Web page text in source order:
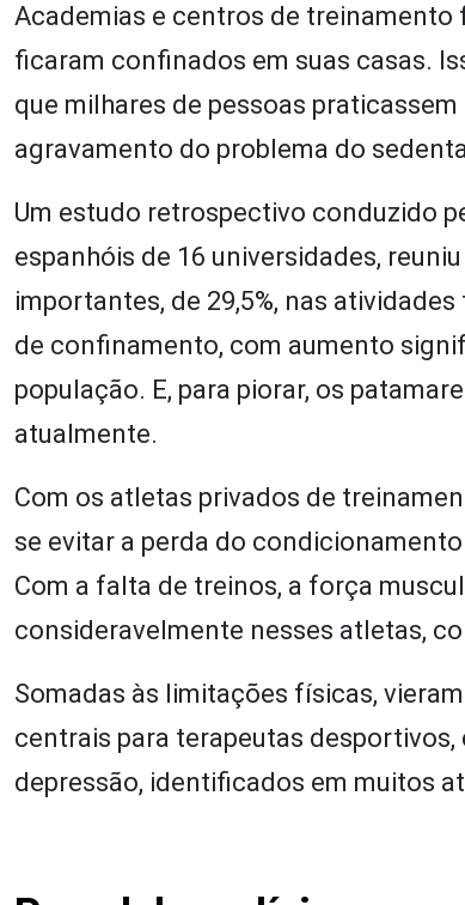
Academias e centros de
ficaram confinados em suas casas.
que milhares de pessoas
agravamento do problema do
Um estudo retrospectivo conduzido
espanhóis de 16 universidades,
importantes, de 29,5%, nas
de confinamento, com aumento
população. E, para piorar, os
atualmente.
Com os atletas privados de
se evitar a perda do
Com a falta de treinos, a força
consideravelmente nesses atletas,
Somadas às limitações físicas,
centrais para terapeutas
depressão, identificados em muitos